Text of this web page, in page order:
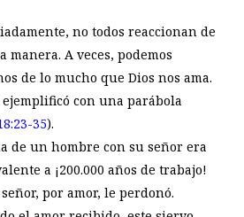
no todos reaccionan de
manera. A veces, podemos
de lo mucho que Dios nos ama.
ejemplificó con una parábola
35).
de un hombre con su señor era
a ¡200.000 años de trabajo!
por amor, le perdonó.